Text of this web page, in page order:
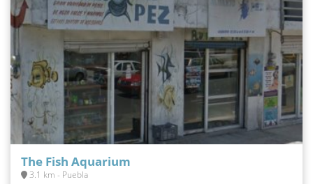
The Fish Aquarium
3.1 km - Puebla